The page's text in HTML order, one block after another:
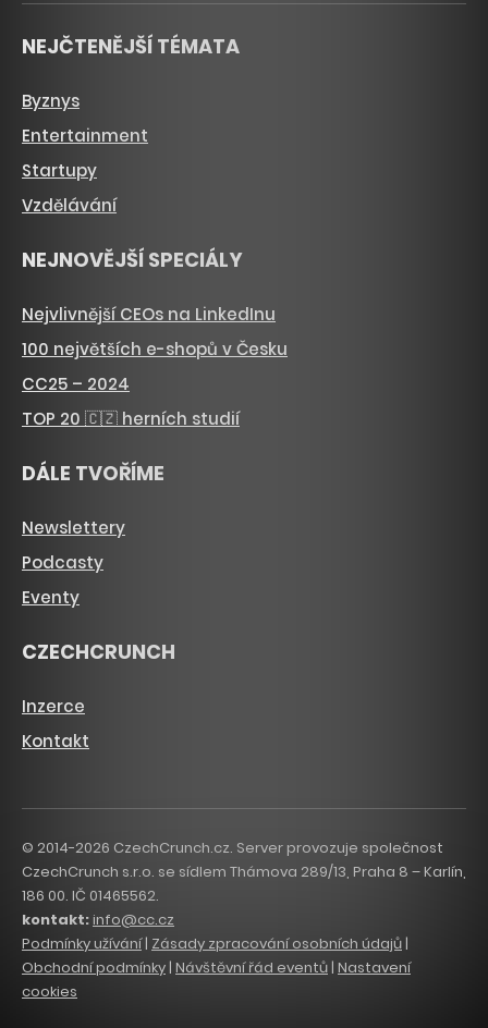
NEJČTENĚJŠÍ TÉMATA
Byznys
Entertainment
Startupy
Vzdělávání
NEJNOVĚJŠÍ SPECIÁLY
Nejvlivnější CEOs na LinkedInu
100 největších e-shopů v Česku
CC25 – 2024
TOP 20 🇨🇿 herních studií
DÁLE TVOŘÍME
Newslettery
Podcasty
Eventy
CZECHCRUNCH
Inzerce
Kontakt
© 2014-2026 CzechCrunch.cz. Server provozuje společnost
CzechCrunch s.r.o. se sídlem Thámova 289/13, Praha 8 – Karlín,
186 00. IČ 01465562.
kontakt:info@cc.cz
Podmínky užívání| Zásady zpracování osobních údajů |
Obchodní podmínky | Návštěvní řád eventů | Nastavení
cookies